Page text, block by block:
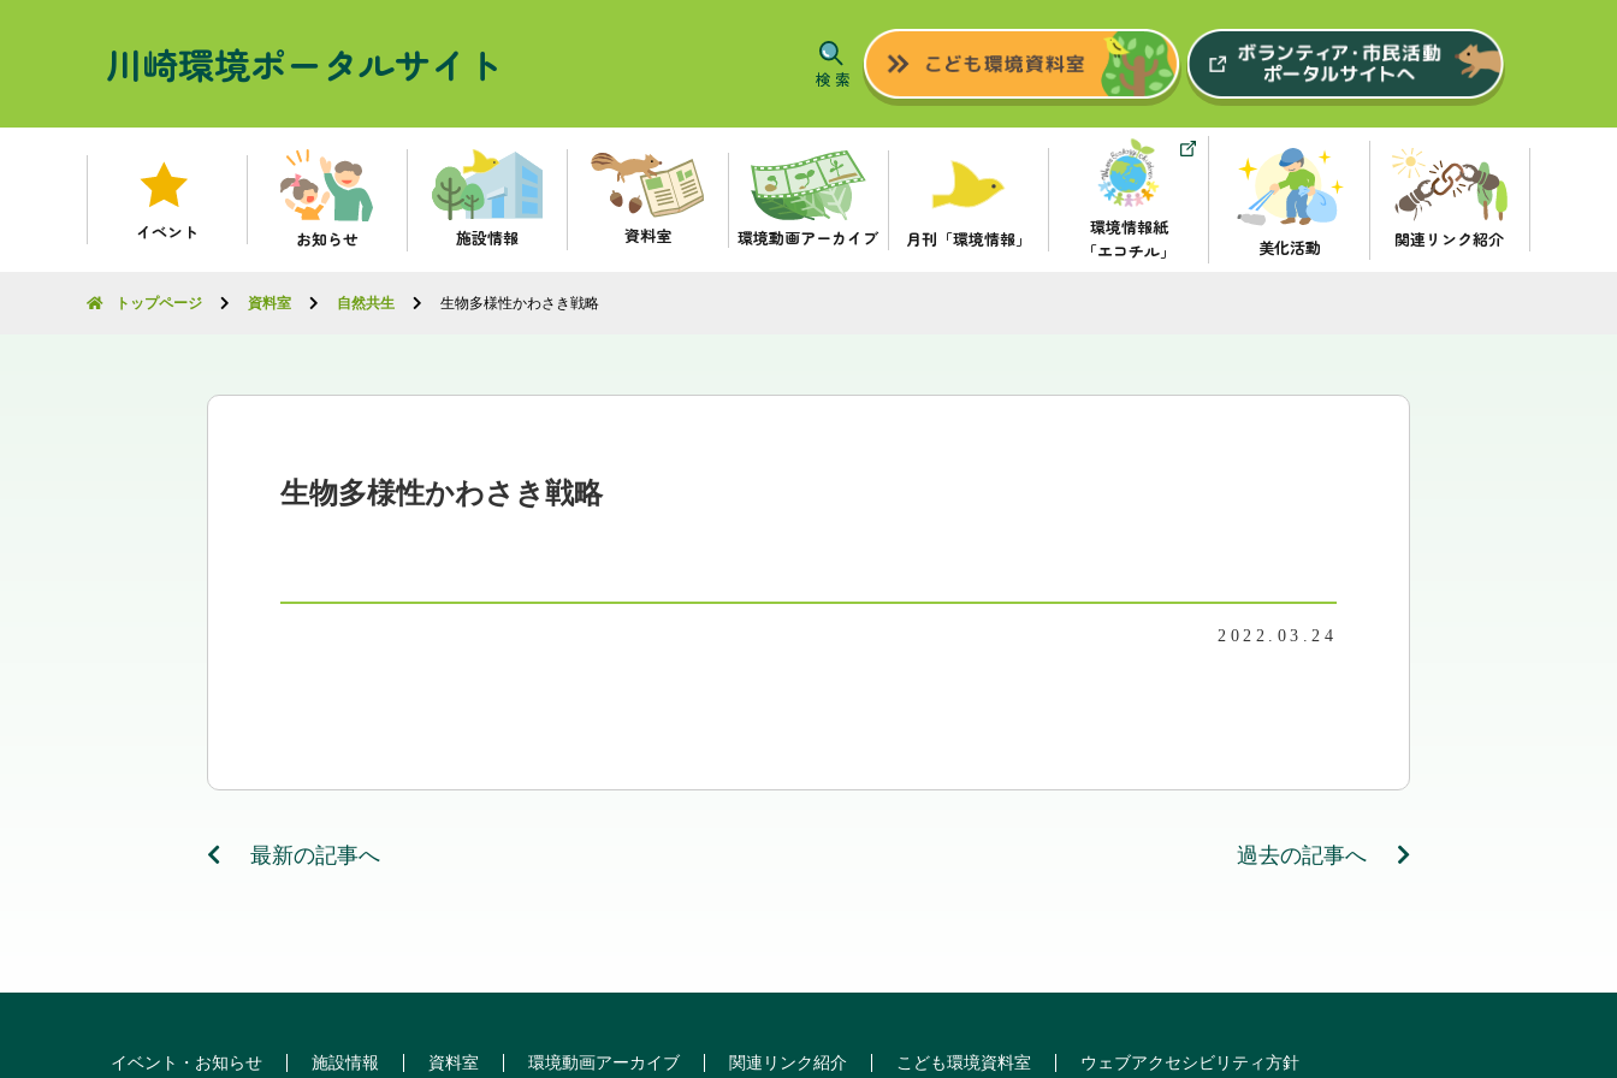
川崎環境ポータルサイト
イベント お知らせ 施設情報 資料室 環境動画アーカイブ 月刊「環境情報」
環境情報紙
「エコチル」
美化活動 関連リンク紹介
トップページ 資料室 自然共生 生物多様性かわさき戦略
生物多様性かわさき戦略
2022.03.24
最新の記事へ 過去の記事へ
イベント・お知らせ 施設情報 資料室 環境動画アーカイブ 関連リンク紹介 こども環境資料室 ウェブアクセシビリティ方針